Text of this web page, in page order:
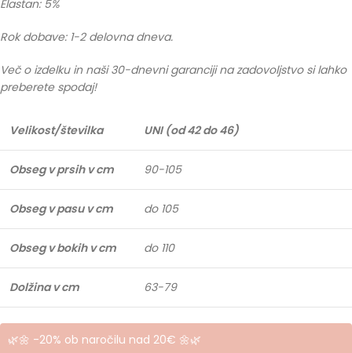
Elastan: 5%
Rok dobave: 1-2 delovna dneva.
Več o izdelku in naši 30-dnevni garanciji na zadovoljstvo si lahko
preberete spodaj!
Velikost/številka UNI (od 42 do 46)
Obseg v prsih v cm 90-105
Obseg v pasu v cm do 105
Obseg v bokih v cm do 110
Dolžina v cm 63-79
🌿🌼 -20% ob naročilu nad 20€ 🌼🌿